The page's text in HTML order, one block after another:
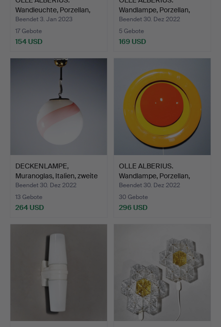
Wandleuchte, Porzellan,
Rör…
Beendet 3. Jan 2023
17 Gebote
154 USD
Wandlampe, Porzellan,
Stein…
Beendet 30. Dez 2022
5 Gebote
169 USD
DECKENLAMPE,
Muranoglas, Italien, zweite
H…
Beendet 30. Dez 2022
13 Gebote
264 USD
OLLE ALBERIUS.
Wandlampe, Porzellan,
orang…
Beendet 30. Dez 2022
30 Gebote
296 USD